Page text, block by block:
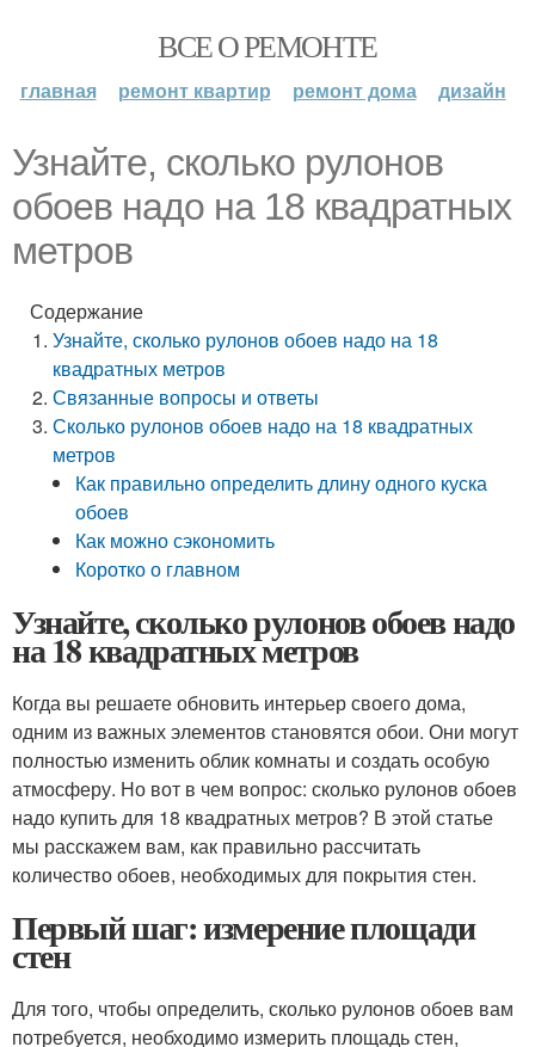
ВСЕ О РЕМОНТЕ
главная ремонт квартир ремонт дома дизайн
Узнайте, сколько рулонов
обоев надо на 18 квадратных
метров
Содержание
Узнайте, сколько рулонов обоев надо на 18
квадратных метров
Связанные вопросы и ответы
Сколько рулонов обоев надо на 18 квадратных
метров
Как правильно определить длину одного куска
обоев
Как можно сэкономить
Коротко о главном
Узнайте, сколько рулонов обоев надо
на 18 квадратных метров
Когда вы решаете обновить интерьер своего дома,
одним из важных элементов становятся обои. Они могут
полностью изменить облик комнаты и создать особую
атмосферу. Но вот в чем вопрос: сколько рулонов обоев
надо купить для 18 квадратных метров? В этой статье
мы расскажем вам, как правильно рассчитать
количество обоев, необходимых для покрытия стен.
Первый шаг: измерение площади
стен
Для того, чтобы определить, сколько рулонов обоев вам
потребуется, необходимо измерить площадь стен,